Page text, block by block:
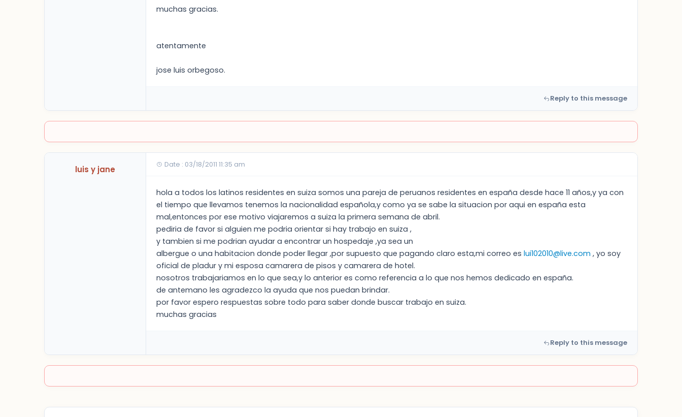
muchas gracias.
atentamente
jose luis orbegoso.
Reply to this message
luis y jane Date : 03/18/2011 11:35 am
hola a todos los latinos residentes en suiza somos una pareja de peruanos residentes en españa desde hace 11 años,y ya con
el tiempo que llevamos tenemos la nacionalidad española,y como ya se sabe la situacion por aqui en españa esta
mal,entonces por ese motivo viajaremos a suiza la primera semana de abril.
pediria de favor si alguien me podria orientar si hay trabajo en suiza ,
y tambien si me podrian ayudar a encontrar un hospedaje ,ya sea un
albergue o una habitacion donde poder llegar ,por supuesto que pagando claro esta,mi correo es lui102010@live.com , yo soy
oficial de pladur y mi esposa camarera de pisos y camarera de hotel.
nosotros trabajariamos en lo que sea,y lo anterior es como referencia a lo que nos hemos dedicado en españa.
de antemano les agradezco la ayuda que nos puedan brindar.
por favor espero respuestas sobre todo para saber donde buscar trabajo en suiza.
muchas gracias
Reply to this message